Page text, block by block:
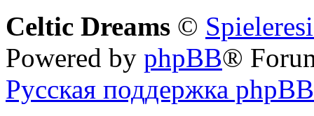
Celtic Dreams ©
Powered by phpBB®
Русская поддержка phpBB